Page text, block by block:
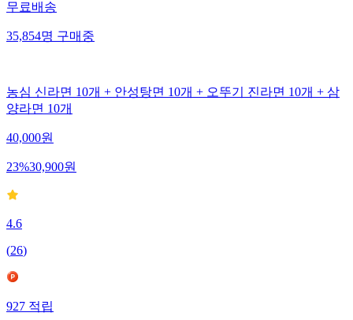
무료배송
35,854명 구매중
농심 신라면 10개 + 안성탕면 10개 + 오뚜기 진라면 10개 + 삼
양라면 10개
40,000원
23%30,900원
4.6
(26)
927적립